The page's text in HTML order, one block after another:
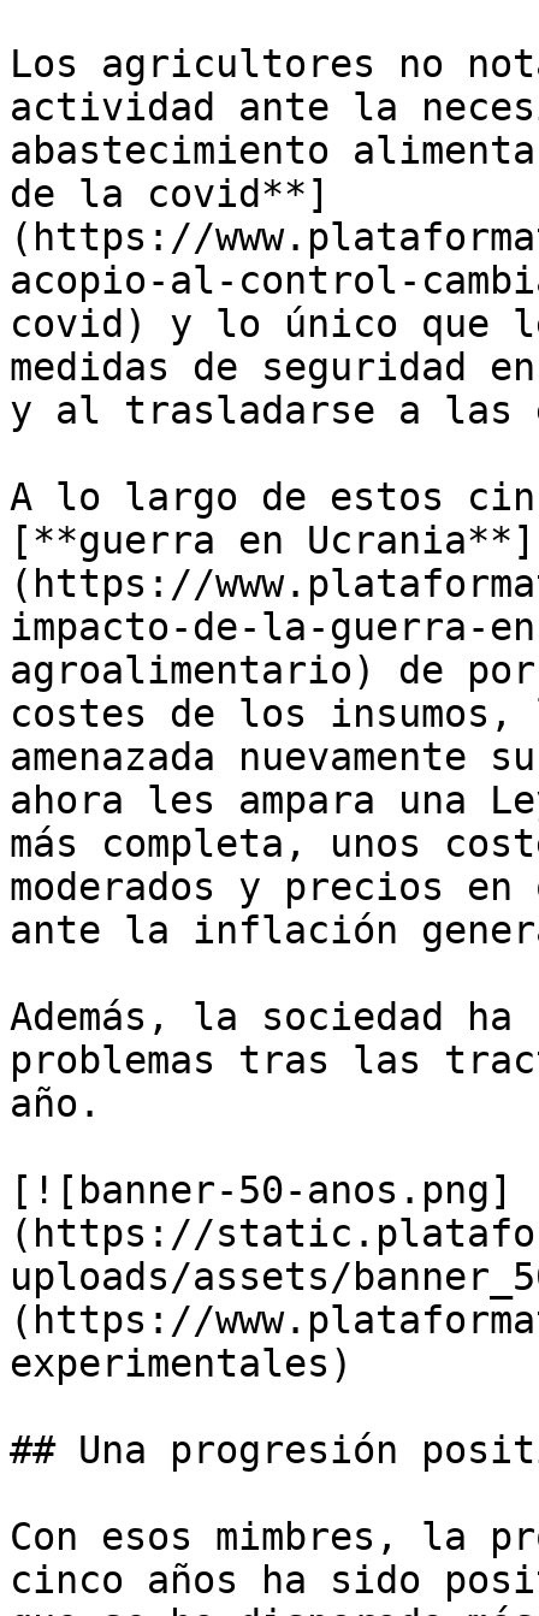
Los agricultores no
actividad ante la
abastecimiento
de la covid**]
(https://
acopio-al-control-
covid) y lo único que
medidas de seguridad
y al trasladarse a las
A lo largo de estos
[**guerra en Ucrania**]
(https://
impacto-de-la-guerra-
agroalimentario) de
costes de los
amenazada
ahora les ampara una
más completa, unos
moderados y precios
ante la inflación
Además, la sociedad
problemas tras las
año.
[![banner-50-anos.png]
(https://
uploads/assets/
(https://
experimentales)
## Una progresión
Con esos mimbres, la
cinco años ha sido